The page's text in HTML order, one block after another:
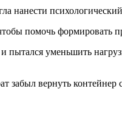
нанести
помочь формировать
и пытался уменьшить
забыл вернуть